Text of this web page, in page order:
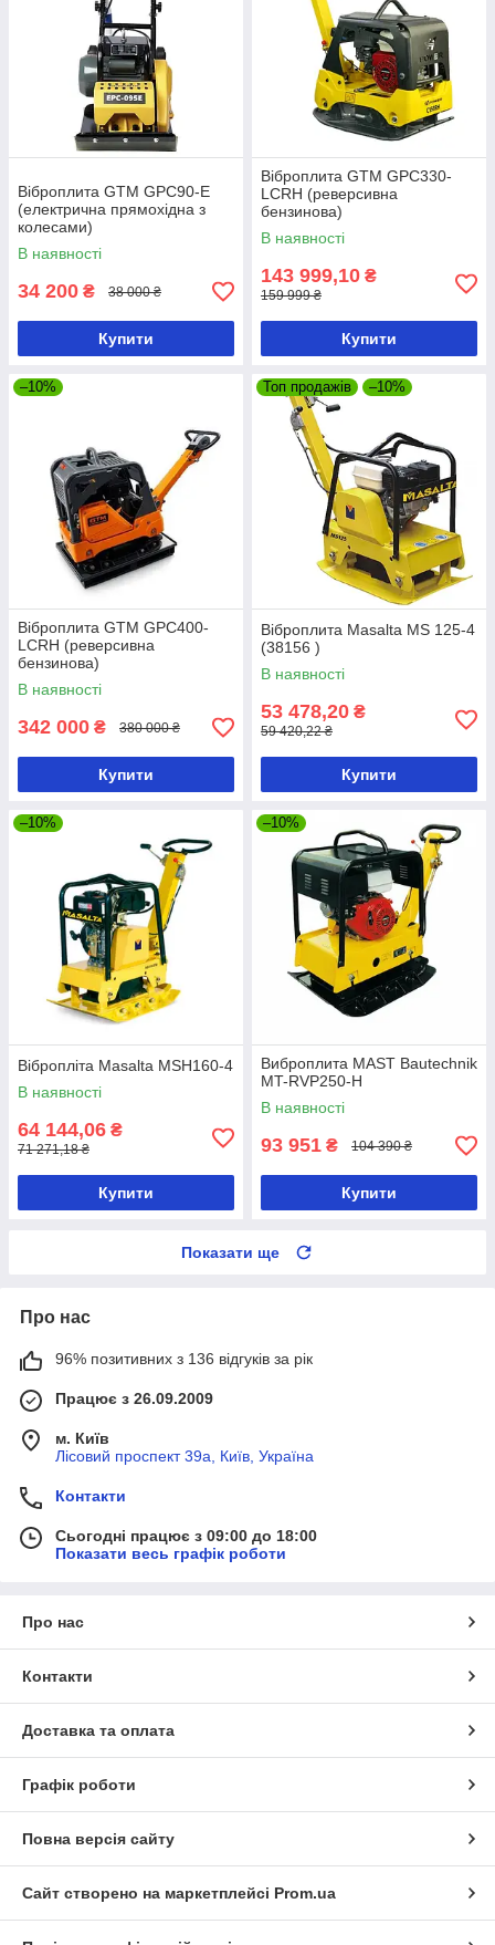
Віброплита GTM GPC90-E
(електрична прямохідна з
колесами)
В наявності
34 200 ₴ 38 000 ₴
Купити
Віброплита GTM GPC330-
LCRH (реверсивна
бензинова)
В наявності
143 999,10 ₴
159 999 ₴
Купити
–10%
Віброплита GTM GPC400-
LCRH (реверсивна
бензинова)
В наявності
342 000 ₴ 380 000 ₴
Купити
Топ продажів –10%
Віброплита Masalta MS 125-4
(38156 )
В наявності
53 478,20 ₴
59 420,22 ₴
Купити
–10%
Вібропліта Masalta MSH160-4
В наявності
64 144,06 ₴
71 271,18 ₴
Купити
–10%
Виброплита MAST Bautechnik
MT-RVP250-H
В наявності
93 951 ₴ 104 390 ₴
Купити
Показати ще
Про нас
96% позитивних з 136 відгуків за рік
Працює з 26.09.2009
м. Київ
Лісовий проспект 39а, Київ, Україна
Контакти
Сьогодні працює з 09:00 до 18:00
Показати весь графік роботи
Про нас
Контакти
Доставка та оплата
Графік роботи
Повна версія сайту
Сайт створено на маркетплейсі Prom.ua